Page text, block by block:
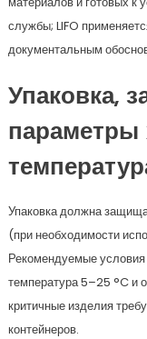
службы; LIFO
документальным
Упаковка,
параметры
Упаковка должна
(при необходимости
Рекомендуемые
температура 5–25 °C и
критичные изделия
контейнеров.